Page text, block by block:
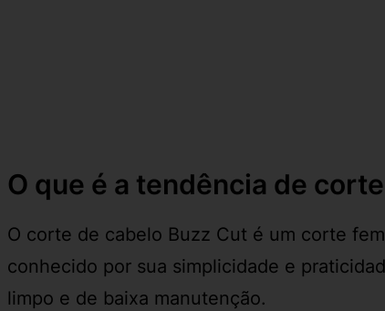
O que é a tendência de
O corte de cabelo Buzz Cut é um corte
conhecido por sua simplicidade e
limpo e de baixa manutenção.